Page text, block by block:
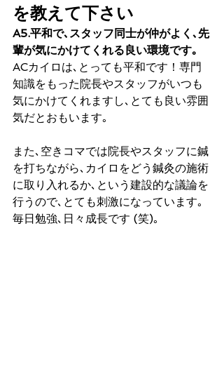
を教えて下さい
A5.平和で､スタッフ同士が仲がよく､先
輩が気にかけてくれる良い環境です｡
ACカイロは､とっても平和です！専門
知識をもった院長やスタッフがいつも
気にかけてくれますし､とても良い雰囲
気だとおもいます｡
また､空きコマでは院長やスタッフに鍼
を打ちながら､カイロをどう鍼灸の施術
に取り入れるか､という建設的な議論を
行うので､とても刺激になっています｡
毎日勉強､日々成長です (笑)｡